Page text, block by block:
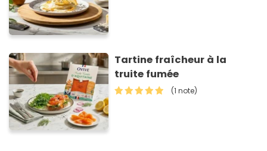
Tartine fraîcheur à la
truite fumée
(1 note)